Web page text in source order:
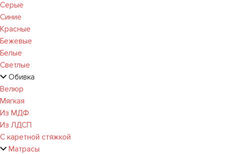
Серые
Синие
Красные
Бежевые
Белые
Светлые
Обивка
Велюр
Мягкая
Из МДФ
Из ЛДСП
С каретной стяжкой
Матрасы